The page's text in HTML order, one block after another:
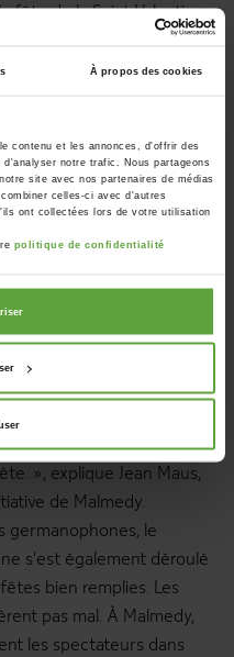
À propos des cookies
contenu et les annonces, d'offrir des
notre trafic. Nous partageons
site avec nos partenaires de médias
celles-ci avec d'autres
ont collectées lors de votre utilisation
politique de confidentialité
fête de la Saint-Valentin
surprenante, vu que le
des Cendres et donc juste
Ce constat est
Valentin tombait sur le
de nuitées.
d’un jour
sur les nuitées
2024 du carnaval de
dans une ambiance très
pour admirer le
5.000 masqués, 15
s'est clôturé en beauté, le
», explique Jean Maus,
de Malmedy.
germanophones, le
s'est également déroulé
bien remplies. Les
pas mal. À Malmedy,
les spectateurs dans